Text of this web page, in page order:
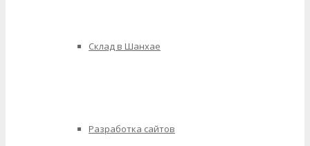
Склад в Шанхае
Разработка сайтов